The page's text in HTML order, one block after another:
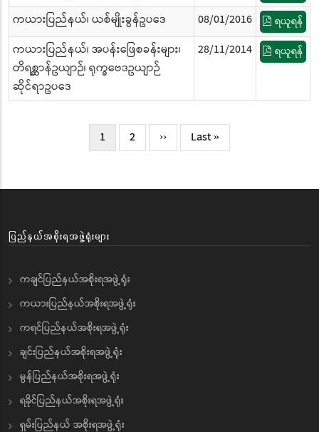
ကယားပြည်နယ်၊ ယစ်မျိုးခွန်ဥပဒေ 08/01/2016 ရယူရန်
ကယားပြည်နယ်၊ အပန်းဖြေစခန်းများ၊
တိရစ္ဆာန်ဥယျာဉ်၊ ရုက္ခဗေဒဥယျာဉ်
ဆိုင်ရာဥပဒေ
28/11/2014 ရယူရန်
လက်ရှိ
စာမျက်နှာ
1 Page
2
Next
page
››
Last
page
Last »
ပြည်နယ်အစိုးရအဖွဲ့ရုံးများ
ကချင်ပြည်နယ်အစိုးရအဖွဲ့ရုံး
ကယားပြည်နယ်အစိုးရအဖွဲ့ရုံး
ကရင်ပြည်နယ်အစိုးရအဖွဲ့ရုံး
ချင်းပြည်နယ်အစိုးရအဖွဲ့ရုံး
မွန်ပြည်နယ်အစိုးရအဖွဲ့ရုံး
ရခိုင်ပြည်နယ်အစိုးရအဖွဲ့ရုံး
ရှမ်းပြည်နယ် အစိုးရအဖွဲ့ရုံး